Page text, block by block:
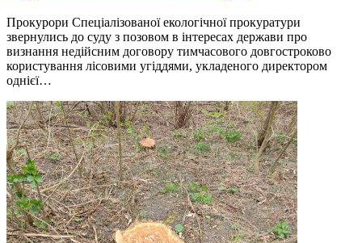
Прокурори Спеціалізованої екологічної прокуратури
звернулись до суду з позовом в інтересах держави про
визнання недійсним договору тимчасового довгостроково
користування лісовими угіддями, укладеного директором
однієї…